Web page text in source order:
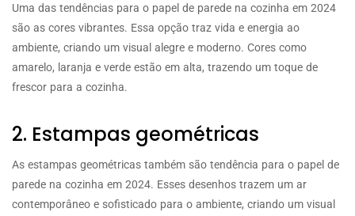
Uma das tendências para o papel de parede na cozinha em 2024
são as cores vibrantes. Essa opção traz vida e energia ao
ambiente, criando um visual alegre e moderno. Cores como
amarelo, laranja e verde estão em alta, trazendo um toque de
frescor para a cozinha.
2. Estampas geométricas
As estampas geométricas também são tendência para o papel de
parede na cozinha em 2024. Esses desenhos trazem um ar
contemporâneo e sofisticado para o ambiente, criando um visual